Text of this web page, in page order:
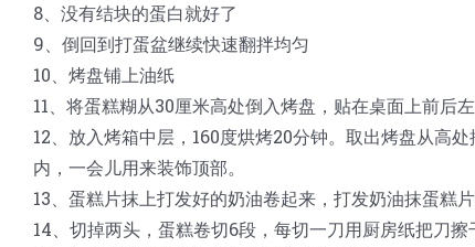
8、没有结块的蛋白就好了
9、倒回到打蛋盆继续快速翻拌均匀
10、烤盘铺上油纸
11、将蛋糕糊从30厘米高处倒入烤盘，贴在桌面上前后
12、放入烤箱中层，160度烘烤20分钟。取出烤盘从高
内，一会儿用来装饰顶部。
13、蛋糕片抹上打发好的奶油卷起来，打发奶油抹蛋糕
14、切掉两头，蛋糕卷切6段，每切一刀用厨房纸把刀擦